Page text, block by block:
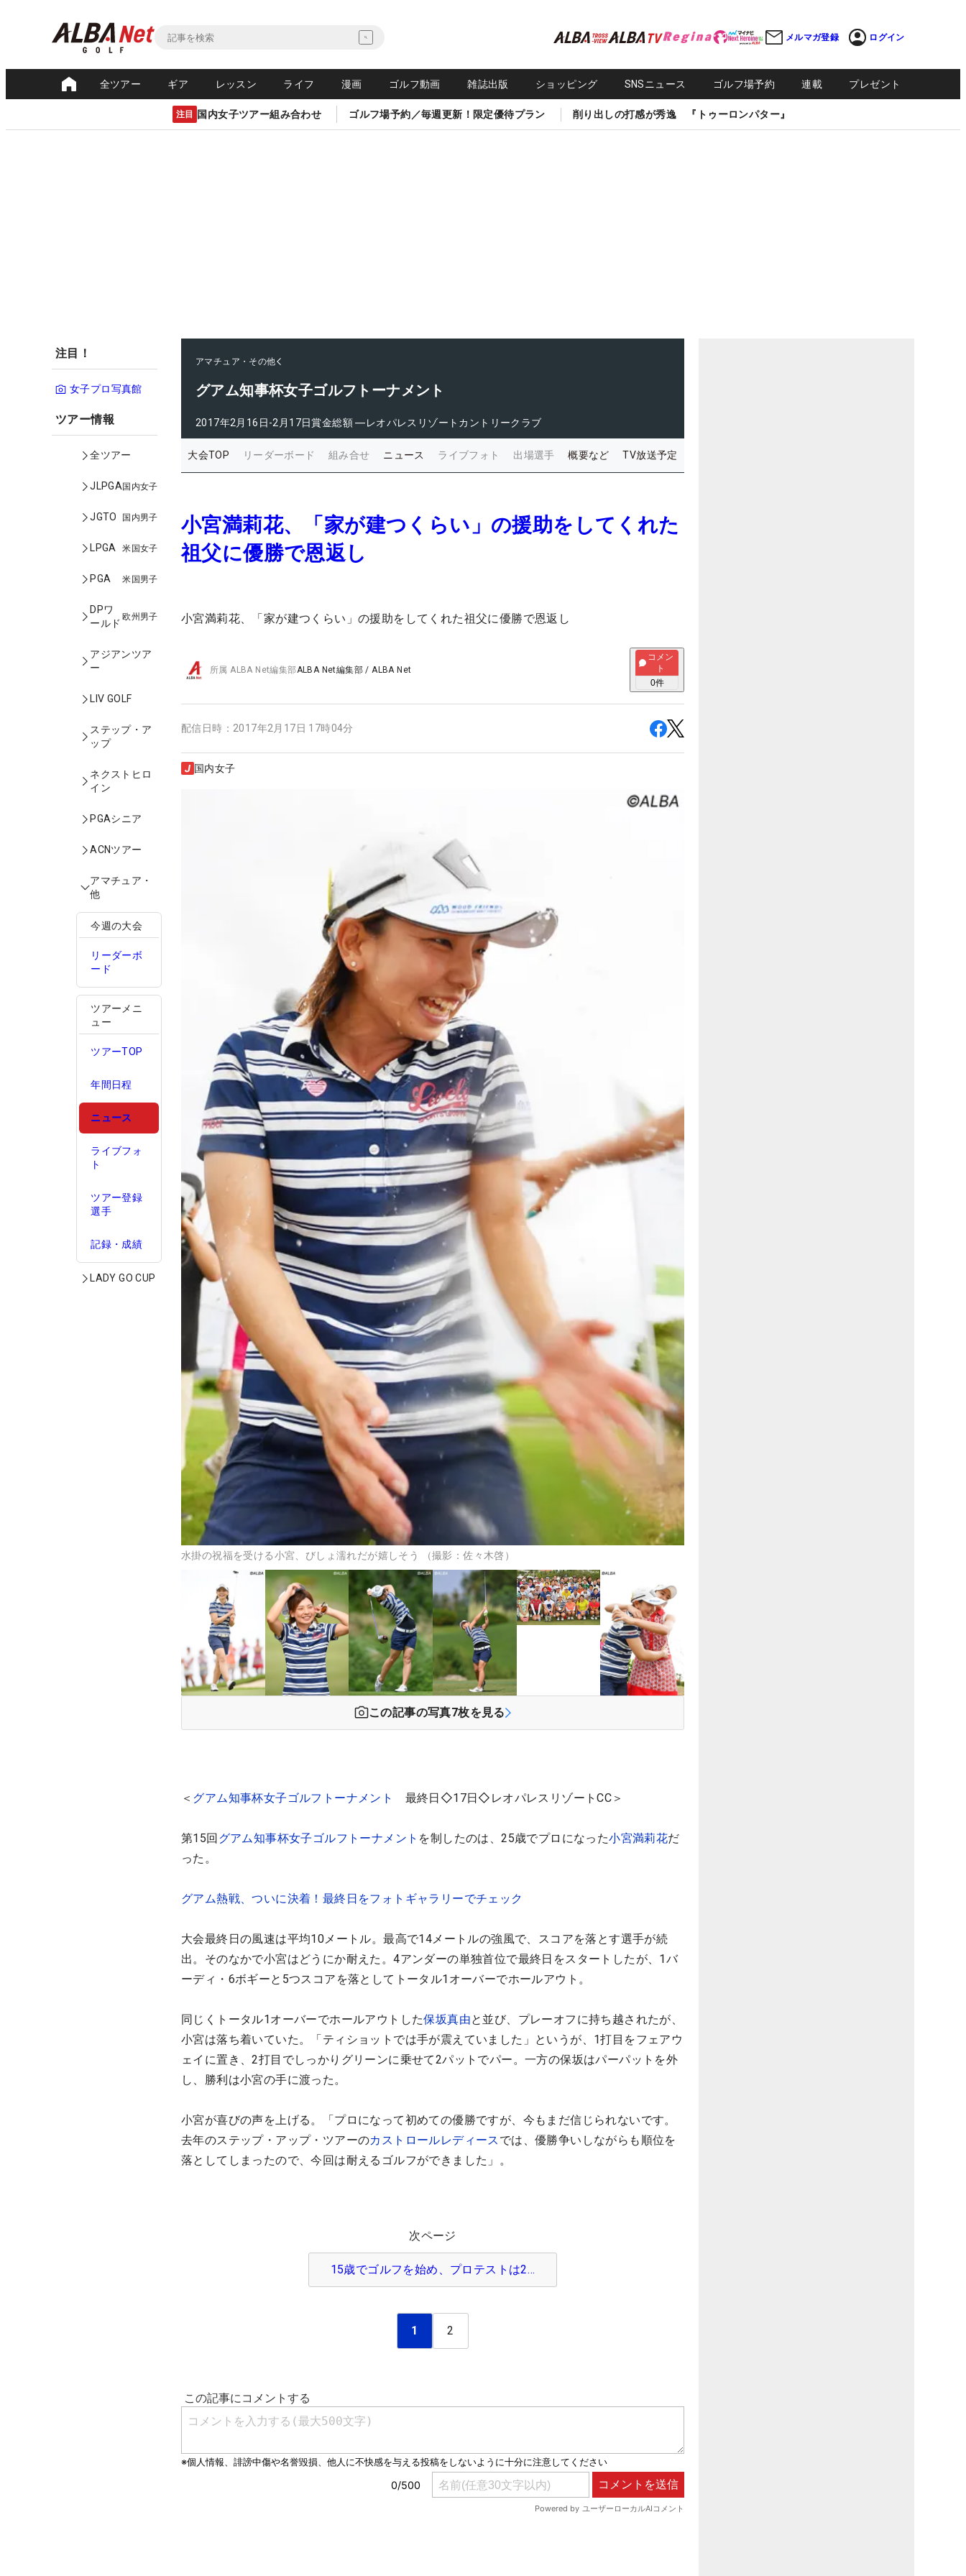
メルマガ登録 ログイン
全ツアー ギア レッスン ライフ 漫画 ゴルフ動画 雑誌出版 ショッピング SNSニュース ゴルフ場予約 連載 プレゼント
注目 国内女子ツアー組み合わせ ゴルフ場予約／毎週更新！限定優待プラン 削り出しの打感が秀逸 『トゥーロンパター』
注目！
女子プロ写真館
ツアー情報
全ツアー
JLPGA国内女子
JGTO 国内男子
LPGA 米国女子
PGA 米国男子
DPワ
ールド
欧州男子
アジアンツア
ー
LIV GOLF
ステップ・ア
ップ
ネクストヒロ
イン
PGAシニア
ACNツアー
アマチュア・
他
今週の大会
リーダーボ
ード
ツアーメニ
ュー
ツアーTOP
年間日程
ニュース
ライブフォ
ト
ツアー登録
選手
記録・成績
LADY GO CUP
アマチュア・その他
グアム知事杯女子ゴルフトーナメント
2017年2月16日-2月17日賞金総額 ―レオパレスリゾートカントリークラブ
大会TOP リーダーボード 組み合せ ニュース ライブフォト 出場選手 概要など TV放送予定
小宮満莉花、「家が建つくらい」の援助をしてくれた
祖父に優勝で恩返し
小宮満莉花、「家が建つくらい」の援助をしてくれた祖父に優勝で恩返し
所属ALBA Net編集部ALBA Net編集部 /ALBA Net
コメン
ト
0件
配信日時： 2017年2月17日 17時04分
国内女子
水掛の祝福を受ける小宮、びしょ濡れだが嬉しそう （撮影：佐々木啓）
この記事の写真7枚を見る
＜ グアム知事杯女子ゴルフトーナメント 最終日◇17日◇レオパレスリゾートCC＞
第15回 グアム知事杯女子ゴルフトーナメント を制したのは、25歳でプロになった小宮満莉花だ
った。
グアム熱戦、ついに決着！最終日をフォトギャラリーでチェック
大会最終日の風速は平均10メートル。最高で14メートルの強風で、スコアを落とす選手が続
出。そのなかで小宮はどうにか耐えた。4アンダーの単独首位で最終日をスタートしたが、1バ
ーディ・6ボギーと5つスコアを落としてトータル1オーバーでホールアウト。
同じくトータル1オーバーでホールアウトした保坂真由と並び、プレーオフに持ち越されたが、
小宮は落ち着いていた。「ティショットでは手が震えていました」というが、1打目をフェアウ
ェイに置き、2打目でしっかりグリーンに乗せて2パットでパー。一方の保坂はパーパットを外
し、勝利は小宮の手に渡った。
小宮が喜びの声を上げる。「プロになって初めての優勝ですが、今もまだ信じられないです。
去年のステップ・アップ・ツアーのカストロールレディース では、優勝争いしながらも順位を
落としてしまったので、今回は耐えるゴルフができました」。
次ページ
15歳でゴルフを始め、プロテストは2…
1 2